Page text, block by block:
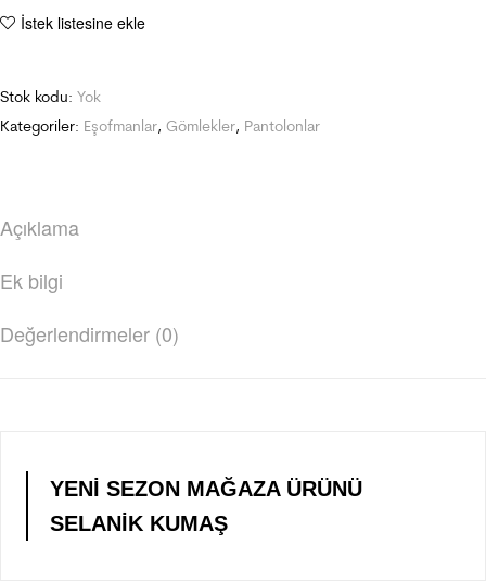
İstek listesine ekle
Stok kodu: Yok
Kategoriler: Eşofmanlar, Gömlekler, Pantolonlar
Açıklama
Ek bilgi
Değerlendirmeler (0)
YENİ SEZON MAĞAZA ÜRÜNÜ
SELANİK KUMAŞ